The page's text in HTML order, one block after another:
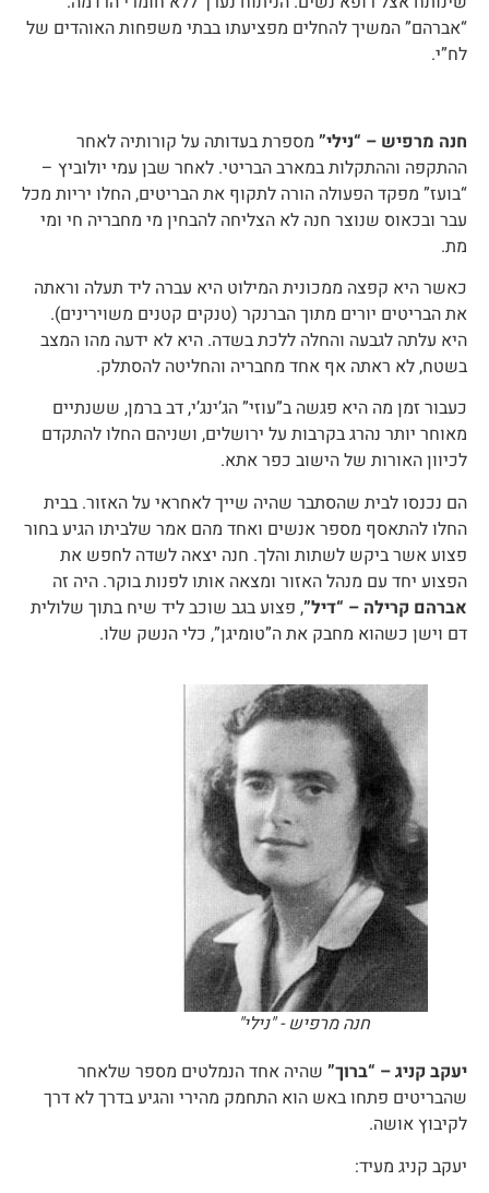
“אברהם” המשיך להחלים מפציעתו בבתי משפחות האוהדים של
לח”י.
חנה מרפיש – “נילי” מספרת בעדותה על קורותיה לאחר
ההתקפה וההתקלות במארב הבריטי. לאחר שבן עמי יולוביץ –
“בועז” מפקד הפעולה הורה לתקוף את הבריטים, החלו יריות מכל
עבר ובכאוס שנוצר חנה לא הצליחה להבחין מי מחבריה חי ומי
מת.
כאשר היא קפצה ממכונית המילוט היא עברה ליד תעלה וראתה
את הבריטים יורים מתוך הברנקר (טנקים קטנים משוירינים).
היא עלתה לגבעה והחלה ללכת בשדה. היא לא ידעה מהו המצב
בשטח, לא ראתה אף אחד מחבריה והחליטה להסתלק.
כעבור זמן מה היא פגשה ב”עוזי” הג’ינג’י, דב ברמן, ששנתיים
מאוחר יותר נהרג בקרבות על ירושלים, ושניהם החלו להתקדם
לכיוון האורות של הישוב כפר אתא.
הם נכנסו לבית שהסתבר שהיה שייך לאחראי על האזור. בבית
החלו להתאסף מספר אנשים ואחד מהם אמר שלביתו הגיע בחור
פצוע אשר ביקש לשתות והלך. חנה יצאה לשדה לחפש את
הפצוע יחד עם מנהל האזור ומצאה אותו לפנות בוקר. היה זה
אברהם קרילה – “דיל”, פצוע בגב שוכב ליד שיח בתוך שלולית
דם וישן כשהוא מחבק את ה”טומיגן”, כלי הנשק שלו.
חנה מרפיש - "נילי"
יעקב קניג – “ברוך” שהיה אחד הנמלטים מספר שלאחר
שהבריטים פתחו באש הוא התחמק מהירי והגיע בדרך לא דרך
לקיבוץ אושה.
יעקב קניג מעיד: